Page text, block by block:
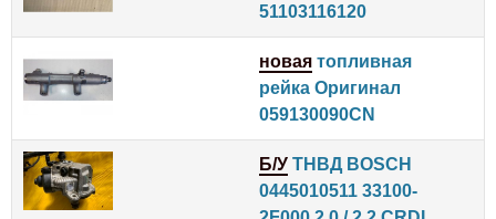
51103116120
новая топливная
рейка Оригинал
059130090CN
Б/У ТНВД BOSCH
0445010511 33100-